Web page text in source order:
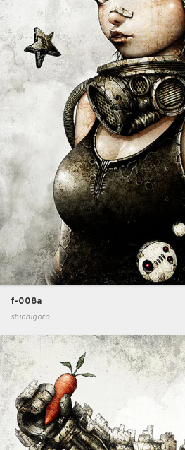
f-008a
shichigoro